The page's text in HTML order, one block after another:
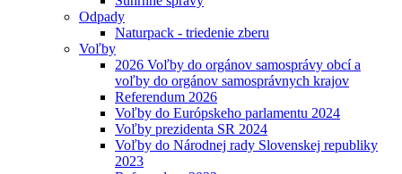
Odpady
Naturpack - triedenie zberu
Voľby
2026 Voľby do orgánov samosprávy obcí a
voľby do orgánov samosprávnych krajov
Referendum 2026
Voľby do Európskeho parlamentu 2024
Voľby prezidenta SR 2024
Voľby do Národnej rady Slovenskej republiky
2023